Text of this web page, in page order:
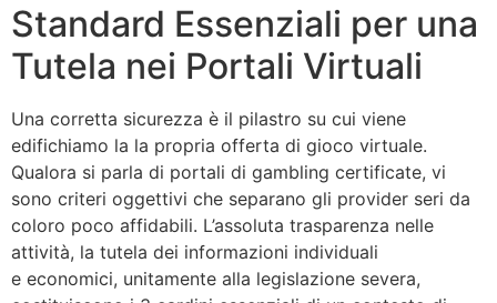
Standard Essenziali per una
Tutela nei Portali Virtuali
Una corretta sicurezza è il pilastro su cui viene
edifichiamo la la propria offerta di gioco virtuale.
Qualora si parla di portali di gambling certificate, vi
sono criteri oggettivi che separano gli provider seri da
coloro poco affidabili. L’assoluta trasparenza nelle
attività, la tutela dei informazioni individuali
e economici, unitamente alla legislazione severa,